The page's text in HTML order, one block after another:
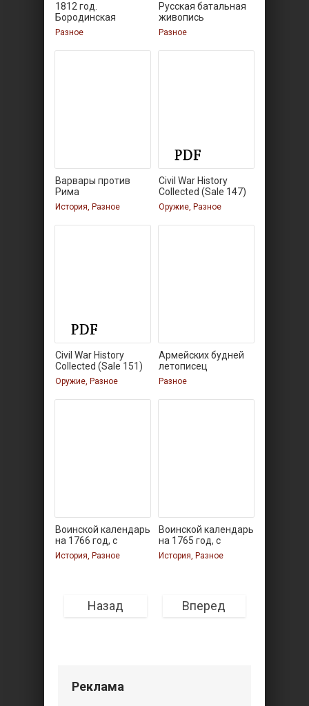
1812 год.
Бородинская
панорама
Разное
Русская батальная
живопись
Разное
Варвары против
Рима
История, Разное
Civil War History
Collected (Sale 147)
Оружие, Разное
Civil War History
Collected (Sale 151)
Оружие, Разное
Армейских будней
летописец
Разное
Воинской календарь
на 1766 год, с
История, Разное
Воинской календарь
на 1765 год, с
История, Разное
Назад Вперед
Реклама